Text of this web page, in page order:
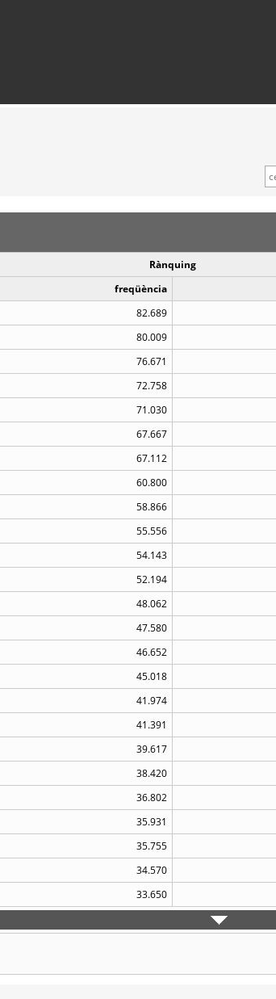
Rànquing
freqüència
82.689
80.009
76.671
72.758
71.030
67.667
67.112
60.800
58.866
55.556
54.143
52.194
48.062
47.580
46.652
45.018
41.974
41.391
39.617
38.420
36.802
35.931
35.755
34.570
33.650